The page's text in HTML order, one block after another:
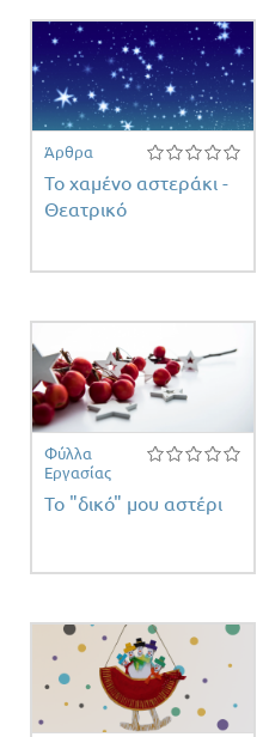
Άρθρα
Το χαμένο αστεράκι -
Θεατρικό
Φύλλα
Εργασίας
Το "δικό" μου αστέρι